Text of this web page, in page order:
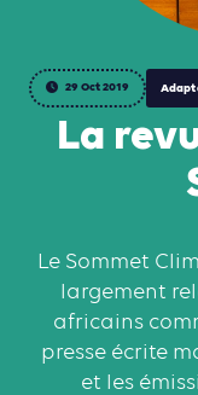
29 Oct 2019
La
Le Sommet
largement
africains
presse écrite
et les